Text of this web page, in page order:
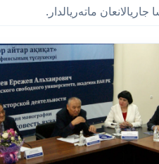
ماتەريالدار.